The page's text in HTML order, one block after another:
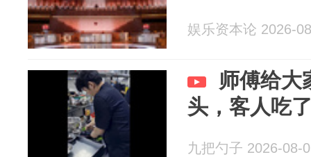
娱乐资本论 2026-
师傅给大
头，客人吃
九把勺子 2026-08-